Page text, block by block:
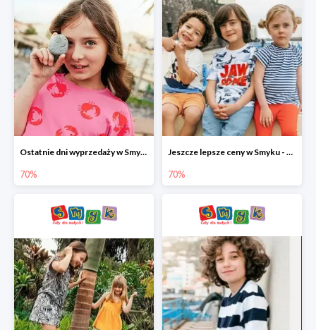
Ostatnie dni wyprzedaży w Smyku - ubrania i buty do -70%
70%
Jeszcze lepsze ceny w Smyku - ubrania i buty do -70%
70%